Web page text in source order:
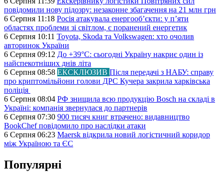
повідомили нову підозру: незаконне збагачення на 21 млн грн
6 Серпня 11:18 Росія атакувала енергооб’єкти: у п’яти
областях проблеми зі світлом, є поранений енергетик
6 Серпня 10:11 Toyota, Skoda та Volkswagen: хто очолив
авторинок України
6 Серпня 09:12 До +39°C: сьогодні Україну накриє один із
найспекотніших днів літа
6 Серпня 08:58 ЕКСКЛЮЗИВ Після передачі з НАБУ: справу
про криптомільйони голови ДРС Кучера закрила харківська
поліція
6 Серпня 08:04 РФ знищила всю продукцію Bosch на складі в
Україні: компанія звернулася до партнерів
6 Серпня 07:30 900 тисяч книг втрачено: видавництво
BookChef повідомило про наслідки атаки
6 Серпня 06:23 Maersk відкрила новий логістичний коридор
між Україною та ЄС
Популярні